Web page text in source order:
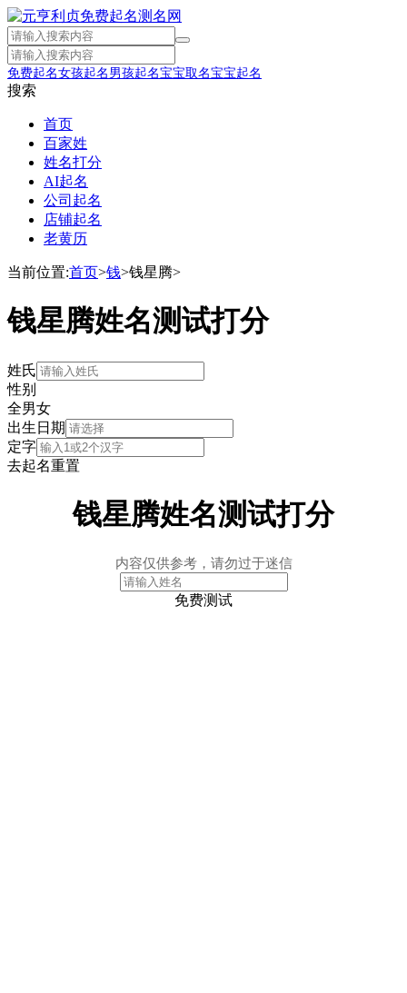
免费起名女孩起名 男孩起名宝宝取名宝宝起名
搜索
首页
百家姓
姓名打分
AI起名
公司起名
店铺起名
老黄历
当前位置:首页>钱>钱星腾>
钱星腾姓名测试打分
姓氏
性别
全男女
出生日期
定字
去起名重置
钱星腾姓名测试打分
内容仅供参考，请勿过于迷信
免费测试